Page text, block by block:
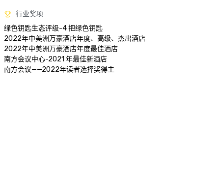
行业奖项
绿色钥匙生态评级-4 把绿色钥匙
2022年中美洲万豪酒店年度、高级、杰出酒店
2022年中美洲万豪酒店年度最佳酒店
南方会议中心-2021 年最佳新酒店
南方会议——2022年读者选择奖得主